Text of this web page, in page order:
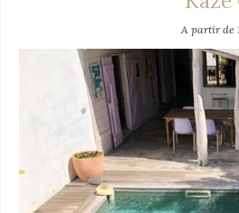
A partir de